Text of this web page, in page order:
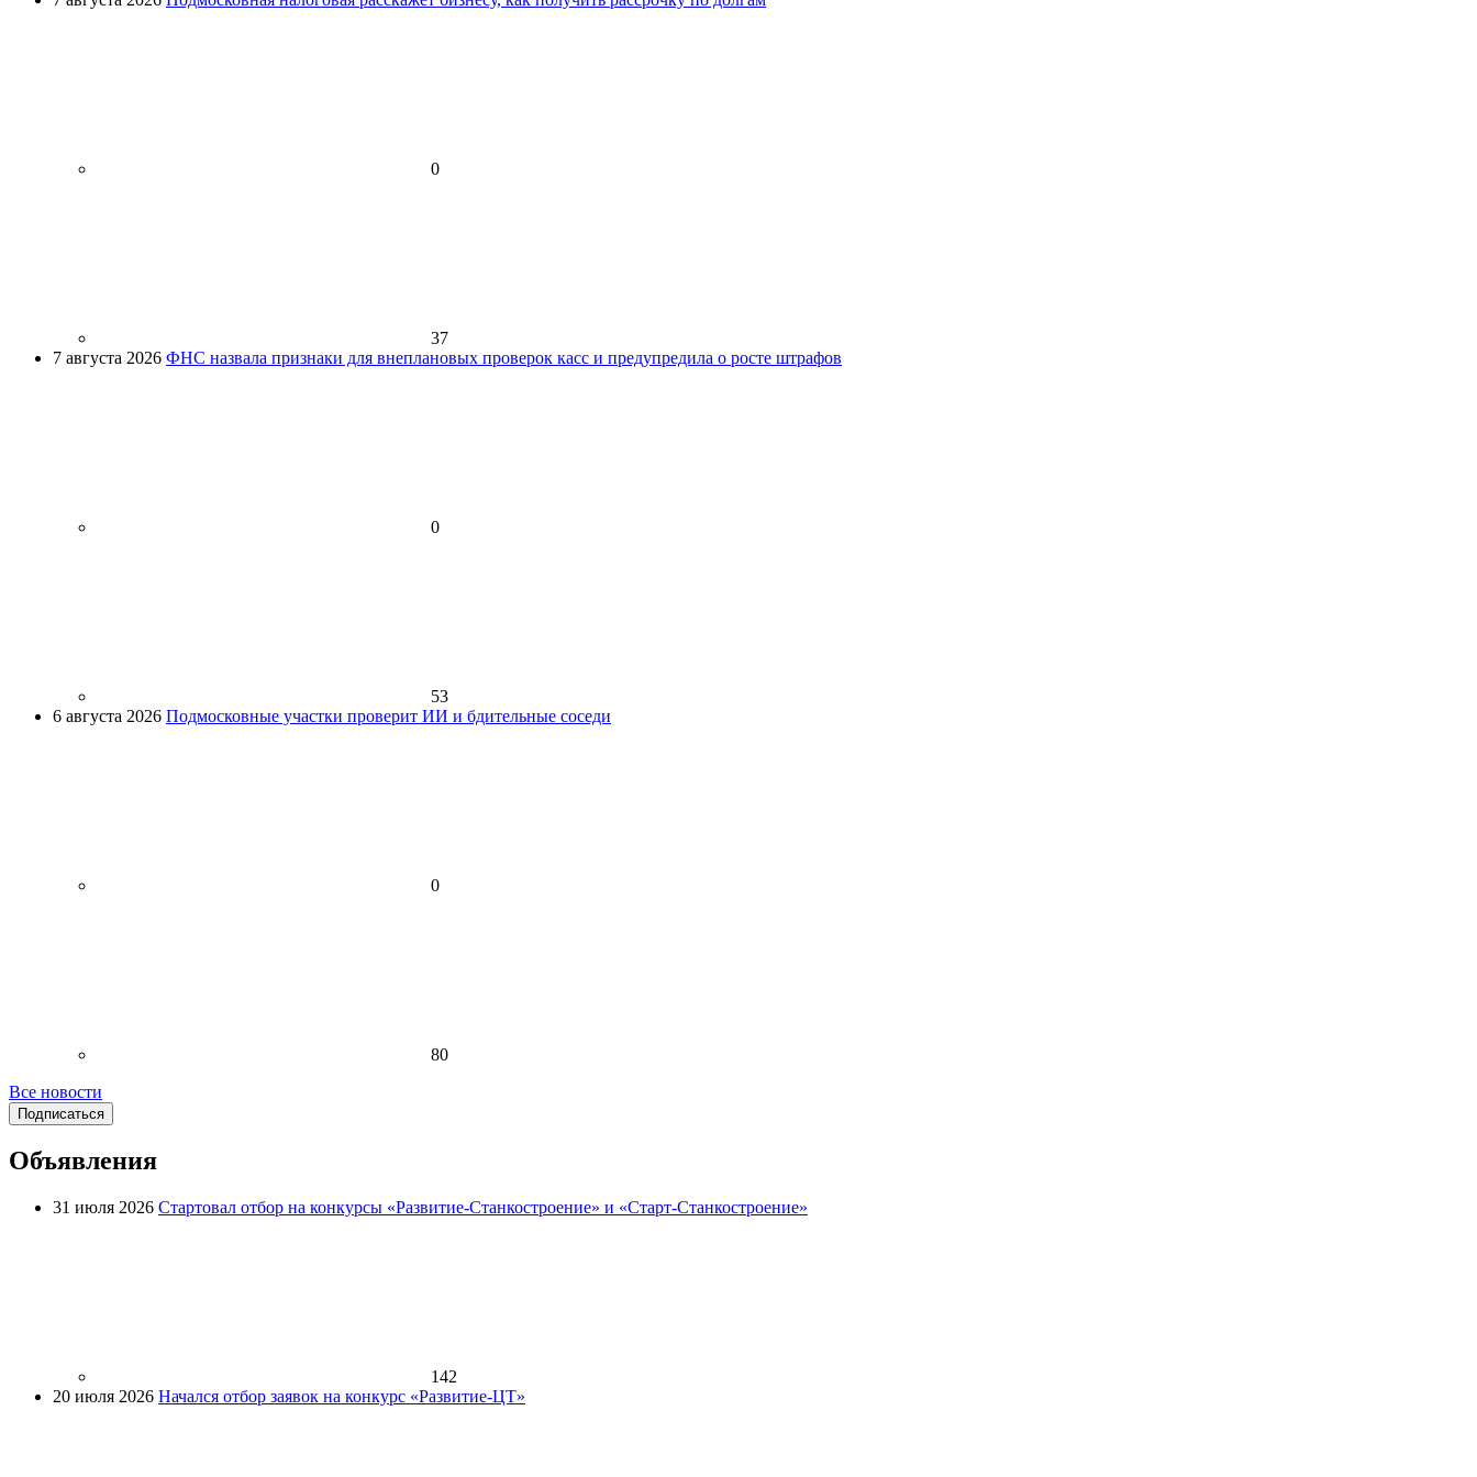
0
37
7 августа 2026 ФНС назвала признаки для внеплановых проверок касс и предупредила о росте штрафов
0
53
6 августа 2026 Подмосковные участки проверит ИИ и бдительные соседи
0
80
Все новости
Подписаться
Объявления
31 июля 2026 Стартовал отбор на конкурсы «Развитие-Станкостроение» и «Старт-Станкостроение»
142
20 июля 2026 Начался отбор заявок на конкурс «Развитие-ЦТ»